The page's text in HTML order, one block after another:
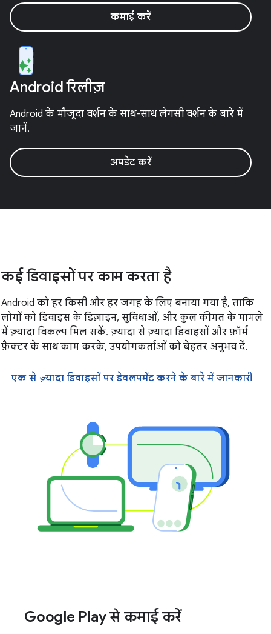
कमाई करें
Android रिलीज़
Android के मौजूदा वर्शन के साथ-साथ लेगसी वर्शन के बारे में
जानें.
अपडेट करें
कई डिवाइसों पर काम करता है
Android को हर किसी और हर जगह के लिए बनाया गया है, ताकि
लोगों को डिवाइस के डिज़ाइन, सुविधाओं, और कुल कीमत के मामले
में ज़्यादा विकल्प मिल सकें. ज़्यादा से ज़्यादा डिवाइसों और फ़ॉर्म
फ़ैक्टर के साथ काम करके, उपयोगकर्ताओं को बेहतर अनुभव दें.
एक से ज़्यादा डिवाइसों पर डेवलपमेंट करने के बारे में जानकारी
Google Play से कमाई करें